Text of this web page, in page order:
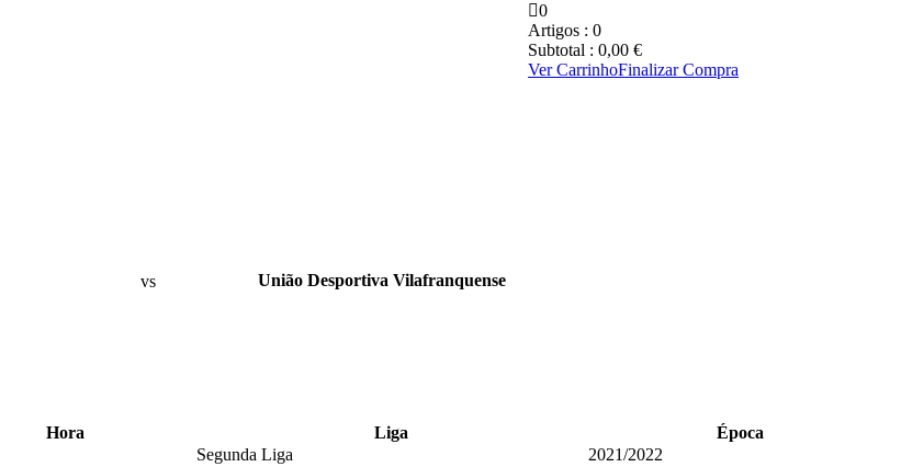
0
Artigos : 0
Subtotal : 0,00 €
Ver CarrinhoFinalizar Compra
vs União Desportiva Vilafranquense
Hora Liga
Época
Segunda Liga 2021/2022